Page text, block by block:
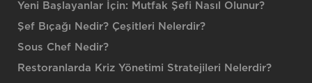
Yeni Başlayanlar İçin: Mutfak Şefi Nasıl Olunur?
Şef Bıçağı Nedir? Çeşitleri Nelerdir?
Sous Chef Nedir?
Restoranlarda Kriz Yönetimi Stratejileri Nelerdir?